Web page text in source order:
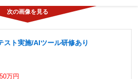
スト実施/AIツール研修あり
万円